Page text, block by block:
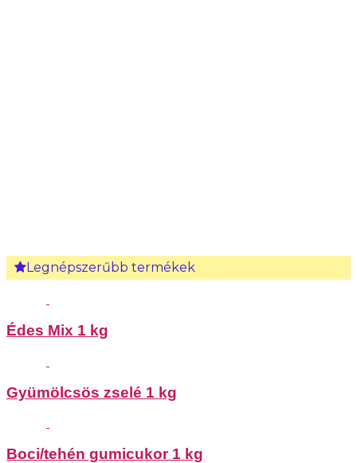
Legnépszerűbb termékek
Édes Mix 1 kg
Gyümölcsös zselé 1 kg
Boci/tehén gumicukor 1 kg